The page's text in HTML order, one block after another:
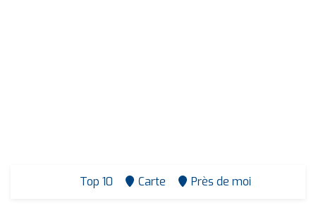
Top 10 Carte Près de moi